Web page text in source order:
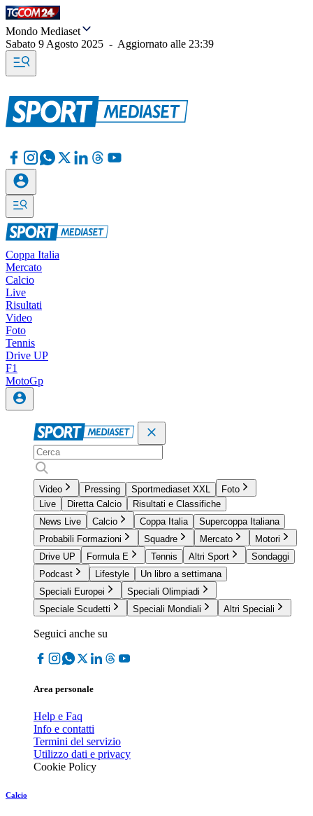
Mondo Mediaset
Sabato 9 Agosto 2025 - Aggiornato alle 23:39
Coppa Italia
Mercato
Calcio
Live
Risultati
Video
Foto
Tennis
Drive UP
F1
MotoGp
Video Pressing Sportmediaset XXL
Foto
Live
Diretta Calcio
Risultati e Classifiche
News Live
Calcio Coppa Italia
Supercoppa Italiana
Probabili Formazioni
Squadre Mercato
Motori
Drive UP
Formula E Tennis Altri Sport
Sondaggi
Podcast
Lifestyle
Un libro a settimana
Speciali Europei
Speciali Olimpiadi
Speciale Scudetti
Speciali Mondiali Altri Speciali
Seguici anche su
Area personale
Help e Faq
Info e contatti
Termini del servizio
Utilizzo dati e privacy
Cookie Policy
Calcio